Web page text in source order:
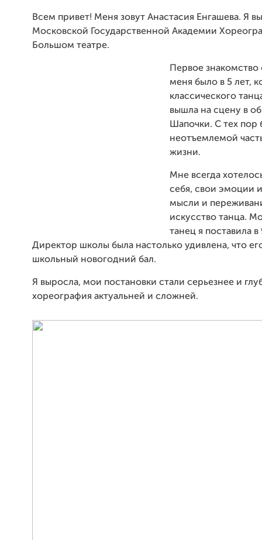
Всем привет! Меня зовут Анастасия Енгашева. Я
Московской Государственной Академии
Большом театре.
Первое
меня было в 5 лет,
классического
вышла на сцену в
Шапочки. С тех пор
неотъемлемой
жизни.
Мне всегда
себя, свои эмоции и
мысли и
искусство танца.
танец я поставила в
Директор школы была настолько удивлена, что
школьный новогодний бал.
Я выросла, мои постановки стали серьезнее и
хореография актуальней и сложней.